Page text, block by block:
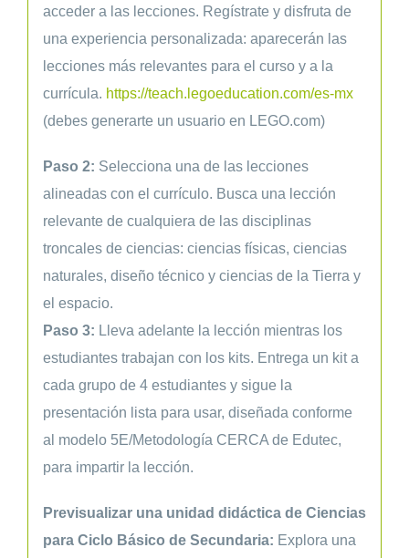
acceder a las lecciones. Regístrate y disfruta de
una experiencia personalizada: aparecerán las
lecciones más relevantes para el curso y a la
currícula. https://teach.legoeducation.com/es-mx
(debes generarte un usuario en LEGO.com)
Paso 2: Selecciona una de las lecciones
alineadas con el currículo. Busca una lección
relevante de cualquiera de las disciplinas
troncales de ciencias: ciencias físicas, ciencias
naturales, diseño técnico y ciencias de la Tierra y
el espacio.
Paso 3: Lleva adelante la lección mientras los
estudiantes trabajan con los kits. Entrega un kit a
cada grupo de 4 estudiantes y sigue la
presentación lista para usar, diseñada conforme
al modelo 5E/Metodología CERCA de Edutec,
para impartir la lección.
Previsualizar una unidad didáctica de Ciencias
para Ciclo Básico de Secundaria: Explora una